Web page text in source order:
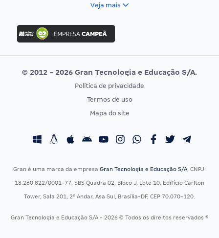
Concurso Ibama
Concurso MPU
Editais publicados
Vunesp
CONCURSOS POR PROFISSÃO
Concursos Fiscais
Concursos Saúde
Residência Multiprofissional
EXAME DE ORDEM
Calendário OAB
Veja mais
© 2012 - 2026 Gran Tecnologia e Educação S/A.
Política de privacidade
Termos de uso
Mapa do site
Gran é uma marca da empresa Gran Tecnologia e Educação S/A, CNPJ:
18.260.822/0001-77, SBS Quadra 02, Bloco J, Lote 10, Edifício Carlton
Tower, Sala 201, 2º Andar, Asa Sul, Brasília-DF, CEP 70.070-120.
Gran Tecnologia e Educação S/A - 2026 © Todos os direitos reservados ®